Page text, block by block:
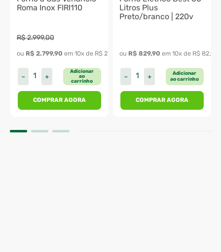
Roma Inox FIRI110
R$2.999,00
ou R$ 2.799,90 em 10x de R$ 279 99
＋
－
Adicionar
ao
carrinho
COMPRAR AGORA
Litros Plus
Preto/branco | 220v
ou R$ 829,90 em 10x de R$ 82,99
＋
－
Adicionar
ao carrinho
COMPRAR AGORA